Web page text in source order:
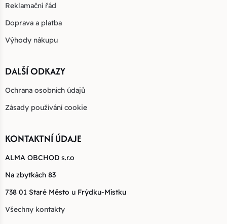
Reklamační řád
Doprava a platba
Výhody nákupu
DALŠÍ ODKAZY
Ochrana osobních údajů
Zásady používání cookie
KONTAKTNÍ ÚDAJE
ALMA OBCHOD s.r.o
Na zbytkách 83
738 01 Staré Město u Frýdku-Místku
Všechny kontakty